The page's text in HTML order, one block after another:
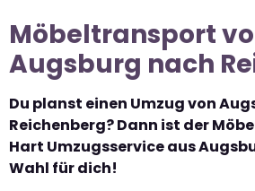
Möbeltransport
Augsburg nach
Du planst einen Umzug von
Reichenberg? Dann ist der
Hart Umzugsservice aus
Wahl für dich!